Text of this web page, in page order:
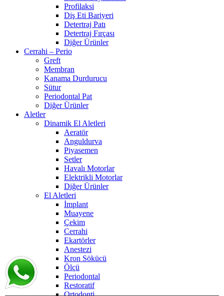
Profilaksi
Diş Eti Bariyeri
Detertraj Patı
Detertraj Fırçası
Diğer Ürünler
Cerrahi – Perio
Greft
Membran
Kanama Durdurucu
Sütur
Periodontal Pat
Diğer Ürünler
Aletler
Dinamik El Aletleri
Aeratör
Anguldurva
Piyasemen
Setler
Havalı Motorlar
Elektrikli Motorlar
Diğer Ürünler
El Aletleri
İmplant
Muayene
Çekim
Cerrahi
Ekartörler
Anestezi
Kron Sökücü
Ölçü
Periodontal
Restoratif